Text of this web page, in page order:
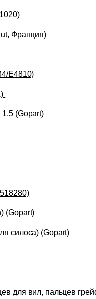
Франция)
E4810)
(Gopart)
(Gopart)
силоса) (Gopart)
для вил, пальцев